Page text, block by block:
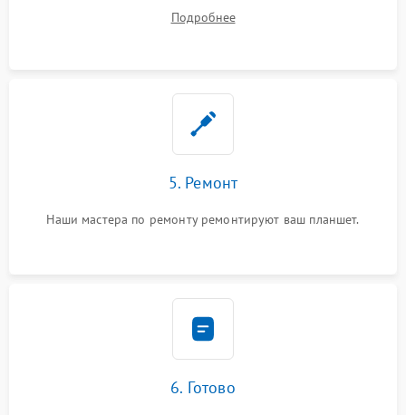
Подробнее
5. Ремонт
Наши мастера по ремонту ремонтируют ваш планшет.
6. Готово